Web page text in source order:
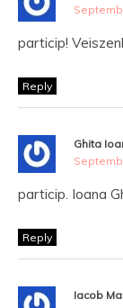
particip!
Reply
Ghita
particip. Ioana
Reply
Iacob